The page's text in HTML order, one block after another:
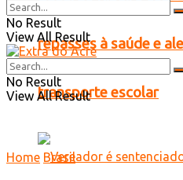
repasses à saúde e
transporte escolar
No Result
View All Result
No Result
View All Result
Home Brasil